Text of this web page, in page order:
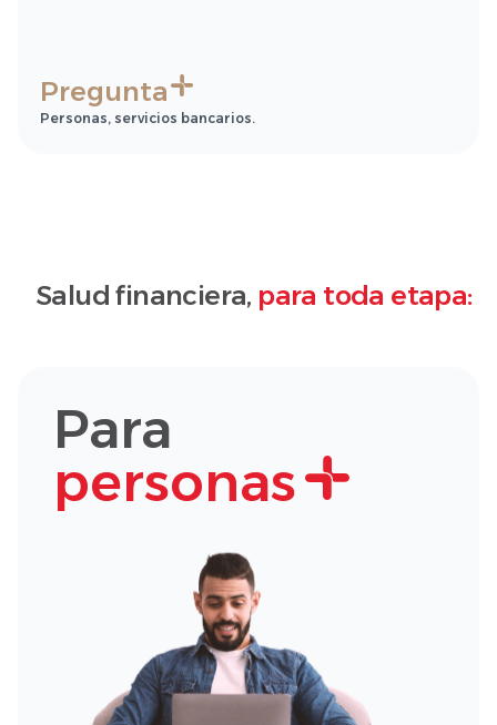
Pregunta
Personas, servicios bancarios.
Salud financiera, para toda etapa:
Para
personas